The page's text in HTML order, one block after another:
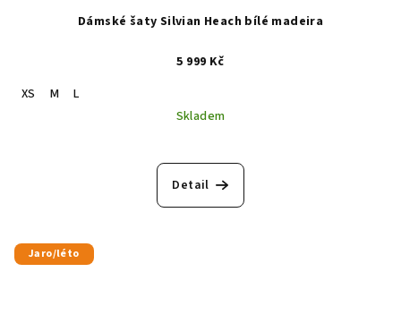
Dámské šaty Silvian Heach bílé madeira
5 999 Kč
XS
M
L
Skladem
Detail
Jaro/léto